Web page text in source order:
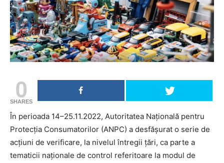
0
SHARES
În perioada 14–25.11.2022, Autoritatea Națională pentru
Protecția Consumatorilor (ANPC) a desfăşurat o serie de
acțiuni de verificare, la nivelul întregii țări, ca parte a
tematicii naționale de control referitoare la modul de